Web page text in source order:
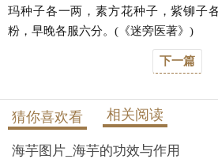
玛种子各一两，素方花种子，紫铆子
粉，早晚各服六分。(《迷旁医著》)
下一篇
猜你喜欢看 相关阅读
海芋图片_海芋的功效与作用